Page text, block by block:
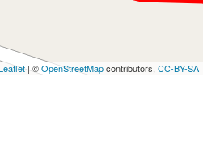
| ©OpenStreetMapcontributors, CC-BY-SA